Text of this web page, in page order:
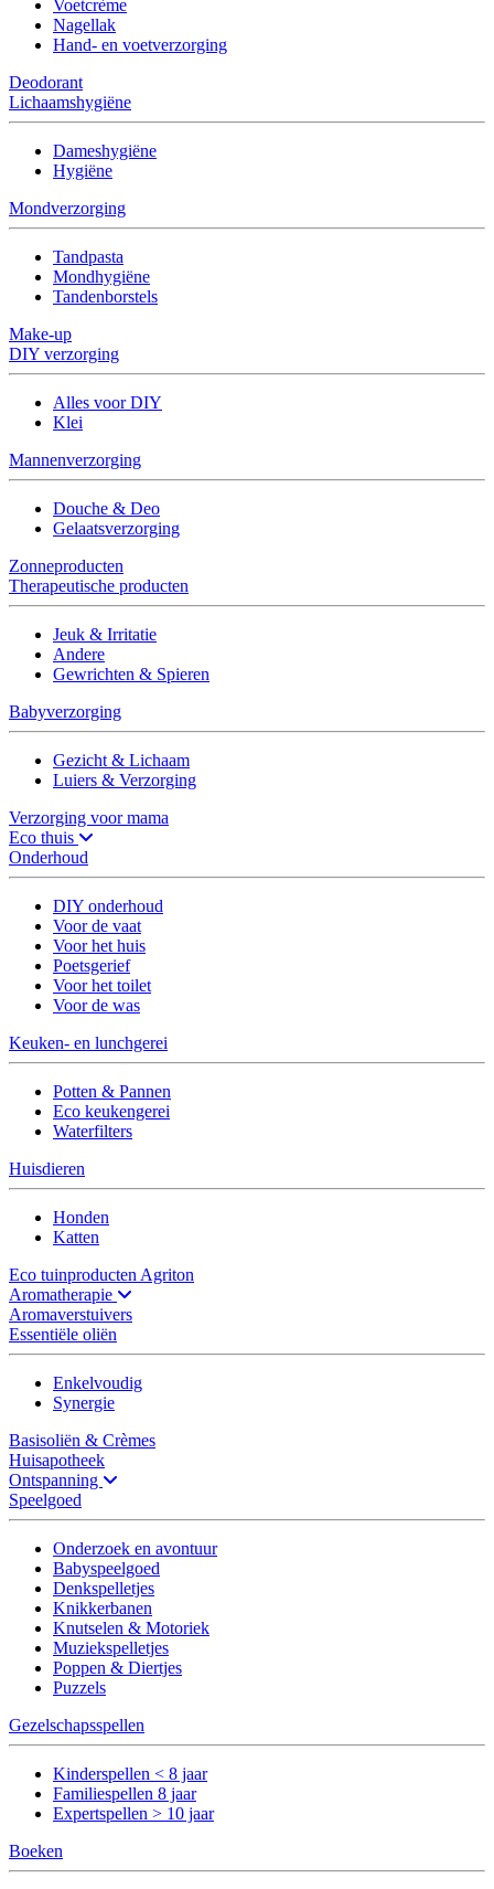
Voetcrème
Nagellak
Hand- en voetverzorging
Deodorant
Lichaamshygiëne
Dameshygiëne
Hygiëne
Mondverzorging
Tandpasta
Mondhygiëne
Tandenborstels
Make-up
DIY verzorging
Alles voor DIY
Klei
Mannenverzorging
Douche & Deo
Gelaatsverzorging
Zonneproducten
Therapeutische producten
Jeuk & Irritatie
Andere
Gewrichten & Spieren
Babyverzorging
Gezicht & Lichaam
Luiers & Verzorging
Verzorging voor mama
Eco thuis
Onderhoud
DIY onderhoud
Voor de vaat
Voor het huis
Poetsgerief
Voor het toilet
Voor de was
Keuken- en lunchgerei
Potten & Pannen
Eco keukengerei
Waterfilters
Huisdieren
Honden
Katten
Eco tuinproducten Agriton
Aromatherapie
Aromaverstuivers
Essentiële oliën
Enkelvoudig
Synergie
Basisoliën & Crèmes
Huisapotheek
Ontspanning
Speelgoed
Onderzoek en avontuur
Babyspeelgoed
Denkspelletjes
Knikkerbanen
Knutselen & Motoriek
Muziekspelletjes
Poppen & Diertjes
Puzzels
Gezelschapsspellen
Kinderspellen < 8 jaar
Familiespellen 8 jaar
Expertspellen > 10 jaar
Boeken